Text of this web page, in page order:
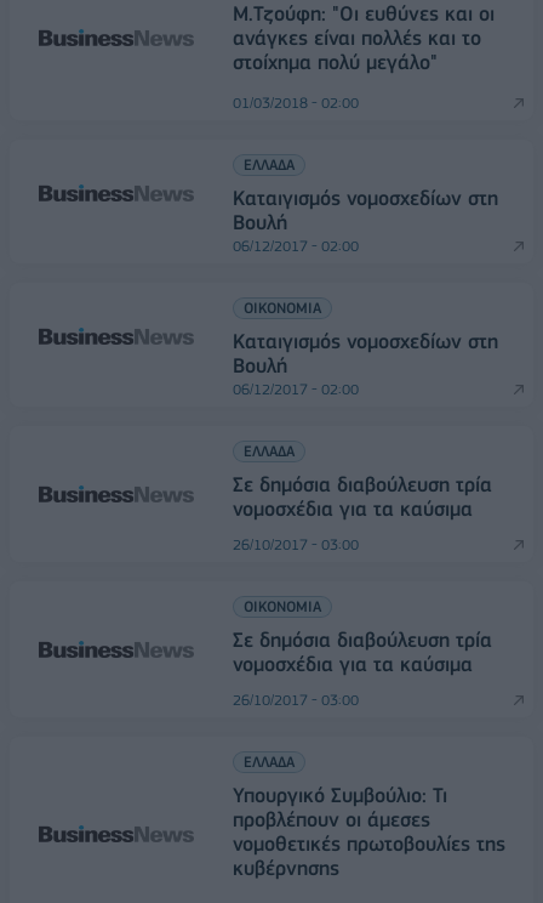
Μ.Τζούφη: "Οι ευθύνες και οι
ανάγκες είναι πολλές και το
στοίχημα πολύ μεγάλο"
01/03/2018 - 02:00
ΕΛΛΑΔΑ
Καταιγισμός νομοσχεδίων στη
Βουλή
06/12/2017 - 02:00
ΟΙΚΟΝΟΜΙΑ
Καταιγισμός νομοσχεδίων στη
Βουλή
06/12/2017 - 02:00
ΕΛΛΑΔΑ
Σε δημόσια διαβούλευση τρία
νομοσχέδια για τα καύσιμα
26/10/2017 - 03:00
ΟΙΚΟΝΟΜΙΑ
Σε δημόσια διαβούλευση τρία
νομοσχέδια για τα καύσιμα
26/10/2017 - 03:00
ΕΛΛΑΔΑ
Υπουργικό Συμβούλιο: Τι
προβλέπουν οι άμεσες
νομοθετικές πρωτοβουλίες της
κυβέρνησης